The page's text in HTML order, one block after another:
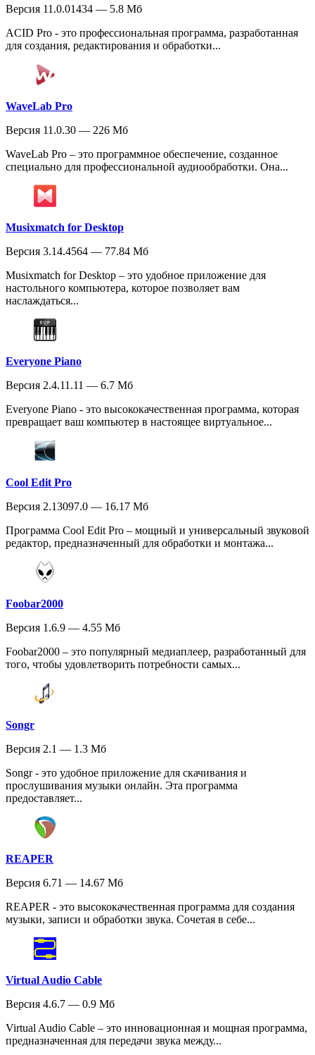
Версия 11.0.01434 — 5.8 Мб
ACID Pro - это профессиональная программа, разработанная
для создания, редактирования и обработки...
WaveLab Pro
Версия 11.0.30 — 226 Мб
WaveLab Pro – это программное обеспечение, созданное
специально для профессиональной аудиообработки. Она...
Musixmatch for Desktop
Версия 3.14.4564 — 77.84 Мб
Musixmatch for Desktop – это удобное приложение для
настольного компьютера, которое позволяет вам
наслаждаться...
Everyone Piano
Версия 2.4.11.11 — 6.7 Мб
Everyone Piano - это высококачественная программа, которая
превращает ваш компьютер в настоящее виртуальное...
Cool Edit Pro
Версия 2.13097.0 — 16.17 Мб
Программа Cool Edit Pro – мощный и универсальный звуковой
редактор, предназначенный для обработки и монтажа...
Foobar2000
Версия 1.6.9 — 4.55 Мб
Foobar2000 – это популярный медиаплеер, разработанный для
того, чтобы удовлетворить потребности самых...
Songr
Версия 2.1 — 1.3 Мб
Songr - это удобное приложение для скачивания и
прослушивания музыки онлайн. Эта программа
предоставляет...
REAPER
Версия 6.71 — 14.67 Мб
REAPER - это высококачественная программа для создания
музыки, записи и обработки звука. Сочетая в себе...
Virtual Audio Cable
Версия 4.6.7 — 0.9 Мб
Virtual Audio Cable – это инновационная и мощная программа,
предназначенная для передачи звука между...